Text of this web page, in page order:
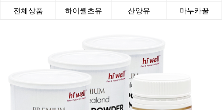
전체상품 하이웰초유 산양유 마누카꿀